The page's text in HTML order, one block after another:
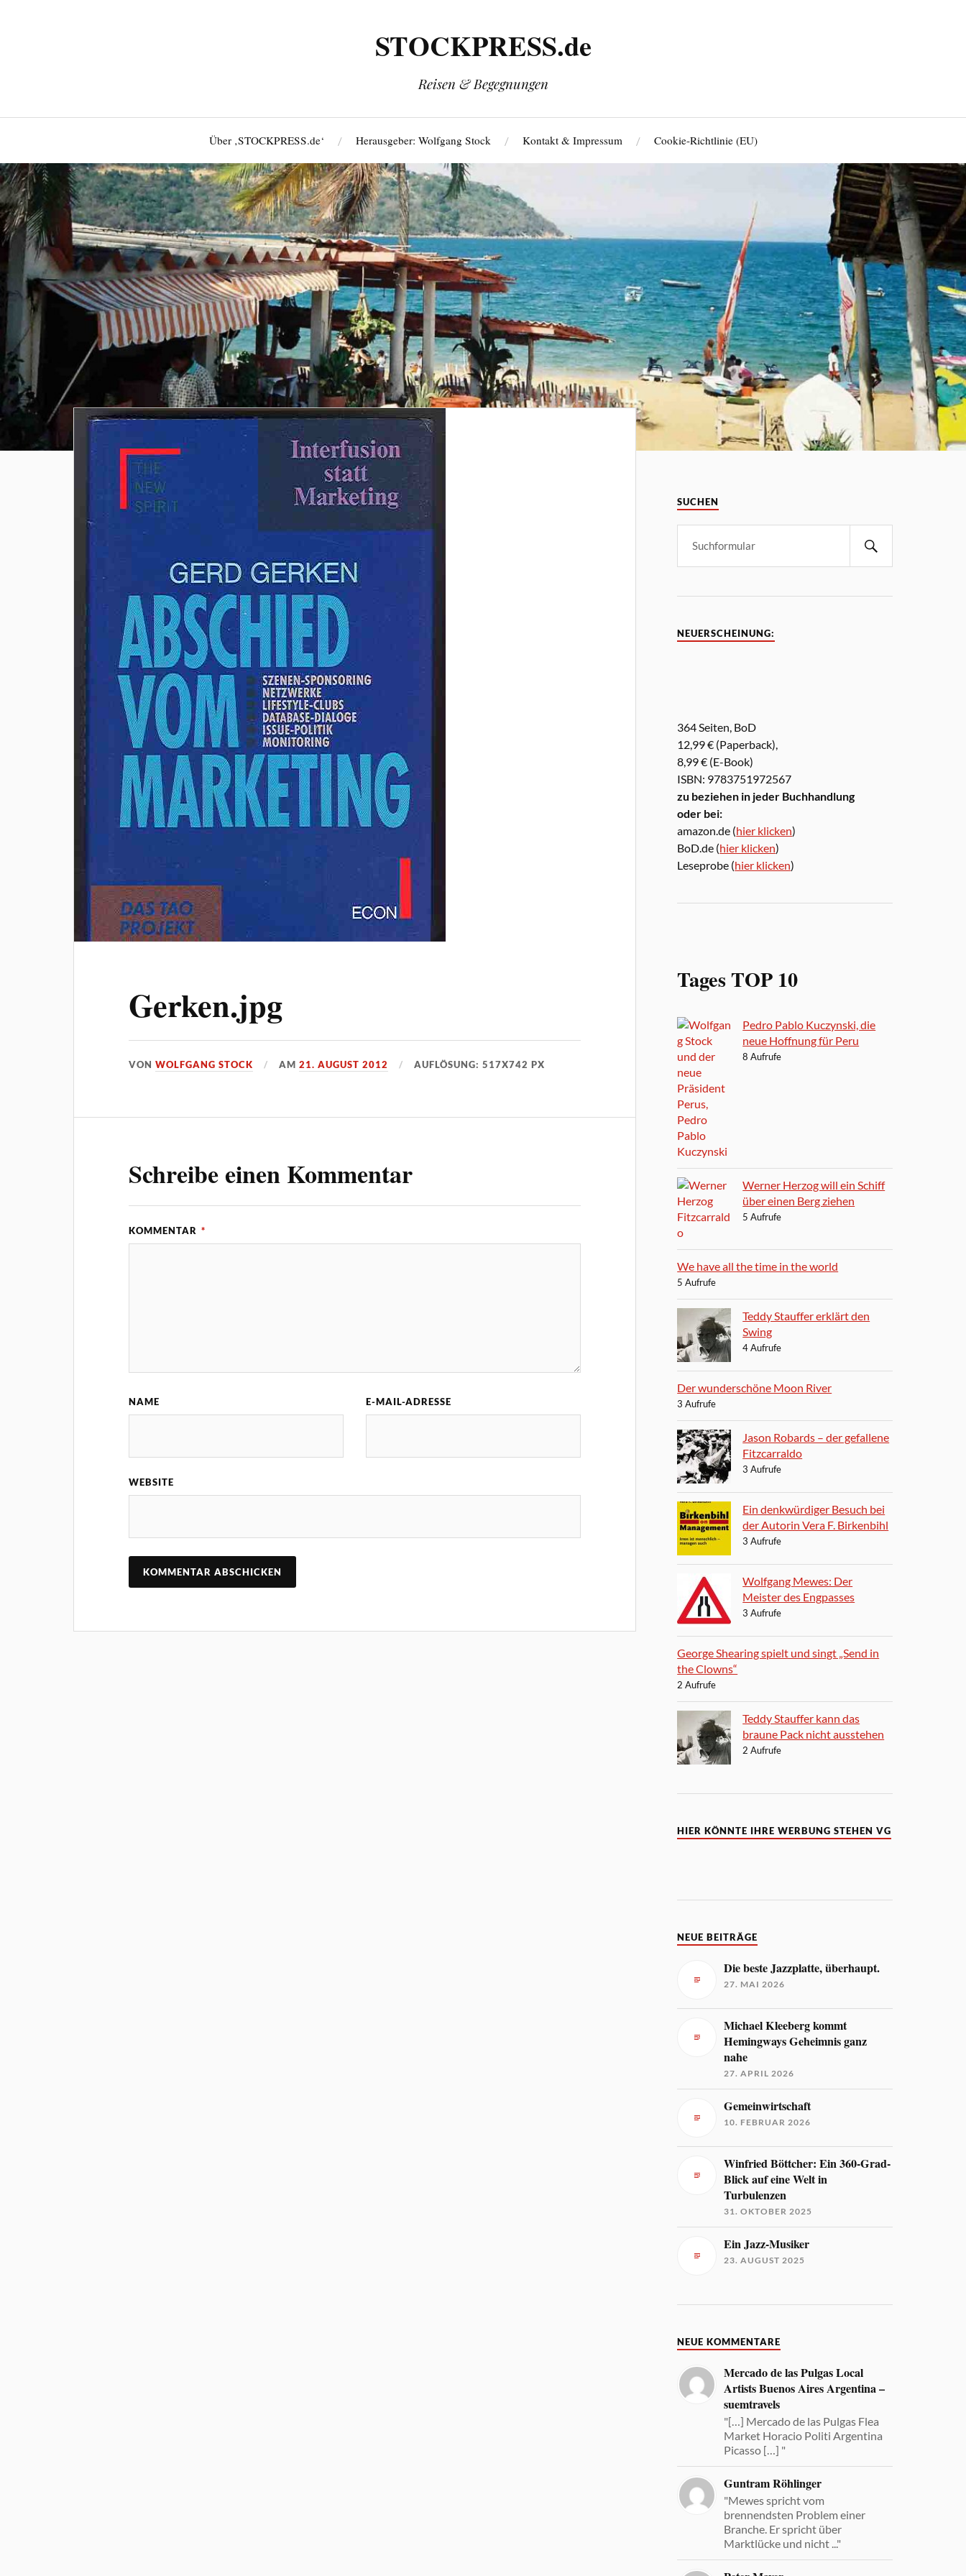
STOCKPRESS.de
Reisen & Begegnungen
Über ‚STOCKPRESS.de‘ Herausgeber: Wolfgang Stock Kontakt & Impressum Cookie-Richtlinie (EU)
Gerken.jpg
VONWOLFGANG STOCK AM21. AUGUST 2012 AUFLÖSUNG: 517X742 PX
Schreibe einen Kommentar
KOMMENTAR *
NAME E-MAIL-ADRESSE
WEBSITE
SUCHEN
NEUERSCHEINUNG:
364 Seiten, BoD
12,99 € (Paperback),
8,99 € (E-Book)
ISBN: 9783751972567
zu beziehen in jeder Buchhandlung
oder bei:
amazon.de (hier klicken)
BoD.de (hier klicken)
Leseprobe (hier klicken)
Tages TOP 10
Pedro Pablo Kuczynski, die
neue Hoffnung für Peru
8 Aufrufe
Werner Herzog will ein Schiff
über einen Berg ziehen
5 Aufrufe
We have all the time in the world
5 Aufrufe
Teddy Stauffer erklärt den
Swing
4 Aufrufe
Der wunderschöne Moon River
3 Aufrufe
Jason Robards – der gefallene
Fitzcarraldo
3 Aufrufe
Ein denkwürdiger Besuch bei
der Autorin Vera F. Birkenbihl
3 Aufrufe
Wolfgang Mewes: Der
Meister des Engpasses
3 Aufrufe
George Shearing spielt und singt „Send in
the Clowns“
2 Aufrufe
Teddy Stauffer kann das
braune Pack nicht ausstehen
2 Aufrufe
HIER KÖNNTE IHRE WERBUNG STEHEN VG
NEUE BEITRÄGE
Die beste Jazzplatte, überhaupt.
27. MAI 2026
Michael Kleeberg kommt
Hemingways Geheimnis ganz
nahe
27. APRIL 2026
Gemeinwirtschaft
10. FEBRUAR 2026
Winfried Böttcher: Ein 360-Grad-
Blick auf eine Welt in
Turbulenzen
31. OKTOBER 2025
Ein Jazz-Musiker
23. AUGUST 2025
NEUE KOMMENTARE
Mercado de las Pulgas Local
Artists Buenos Aires Argentina –
suemtravels
"[…] Mercado de las Pulgas Flea
Market Horacio Politi Argentina
Picasso […] "
Guntram Röhlinger
"Mewes spricht vom
brennendsten Problem einer
Branche. Er spricht über
Marktlücke und nicht ..."